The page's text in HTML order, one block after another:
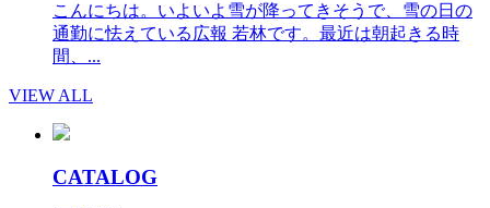
こんにちは。いよいよ雪が降ってきそうで、雪の日の
通勤に怯えている広報 若林です。最近は朝起きる時
間、...
VIEW ALL
CATALOG